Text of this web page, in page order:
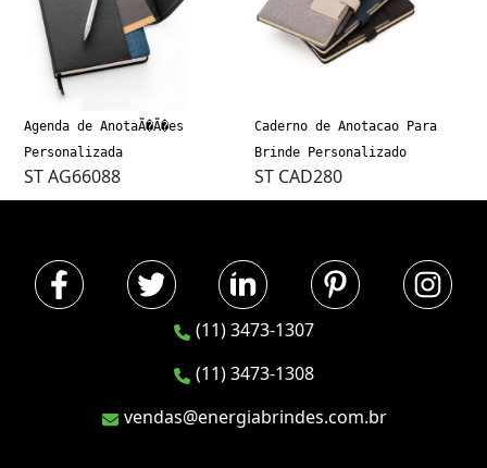
Agenda de AnotaÃ�Ã�es
Personalizada
ST AG66088
Caderno de Anotacao Para
Brinde Personalizado
ST CAD280
(11) 3473-1307
(11) 3473-1308
vendas@energiabrindes.com.br